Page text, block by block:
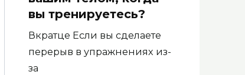
вы тренируетесь?
Вкратце Если вы сделаете
перерыв в упражнениях из-
за